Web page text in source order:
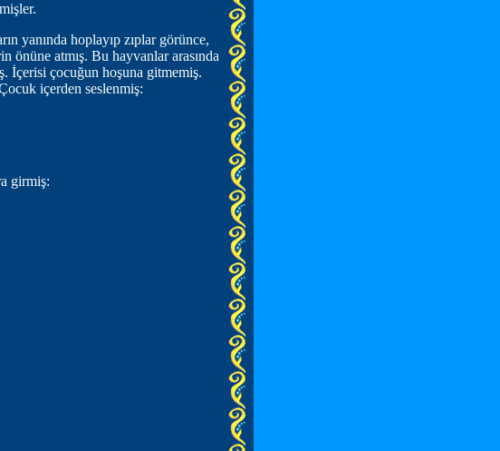
yanında hoplayıp zıplar görünce,
atmış. Bu hayvanlar arasında
İçerisi çocuğun hoşuna gitmemiş.
içerden seslenmiş:
girmiş: